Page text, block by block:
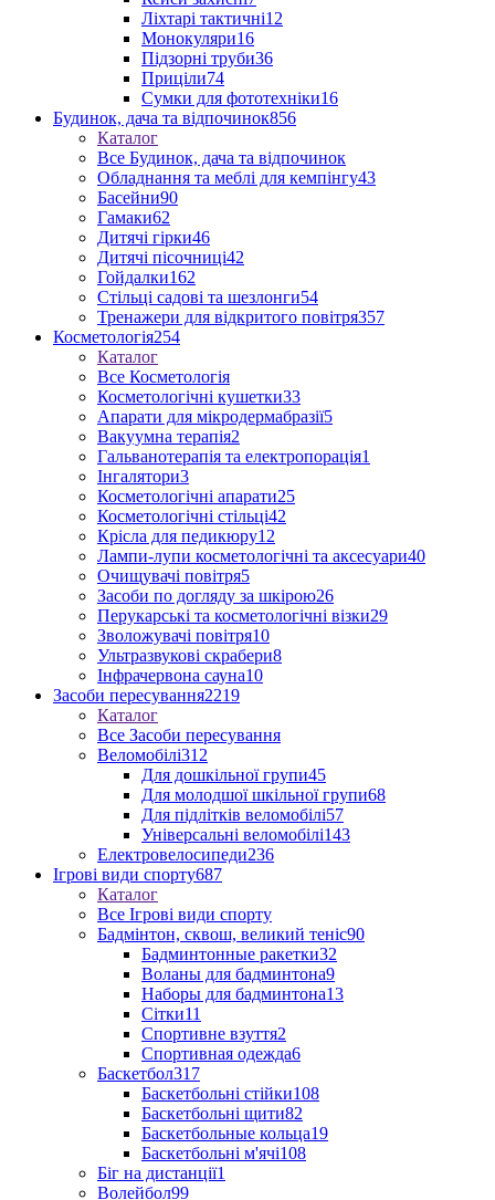
Ліхтарі тактичні12
Монокуляри16
Підзорні труби36
Приціли74
Сумки для фототехніки16
Будинок, дача та відпочинок856
Каталог
Все Будинок, дача та відпочинок
Обладнання та меблі для кемпінгу43
Басейни90
Гамаки62
Дитячі гірки46
Дитячі пісочниці42
Гойдалки162
Стільці садові та шезлонги54
Тренажери для відкритого повітря357
Косметологія254
Каталог
Все Косметологія
Косметологічні кушетки33
Апарати для мікродермабразії5
Вакуумна терапія2
Гальванотерапія та електропорація1
Інгалятори3
Косметологічні апарати25
Косметологічні стільці42
Крісла для педикюру12
Лампи-лупи косметологічні та аксесуари40
Очищувачі повітря5
Засоби по догляду за шкірою26
Перукарські та косметологічні візки29
Зволожувачі повітря10
Ультразвукові скрабери8
Інфрачервона сауна10
Засоби пересування2219
Каталог
Все Засоби пересування
Веломобілі312
Для дошкільної групи45
Для молодшої шкільної групи68
Для підлітків веломобілі57
Універсальні веломобілі143
Електровелосипеди236
Ігрові види спорту687
Каталог
Все Ігрові види спорту
Бадмінтон, сквош, великий теніс90
Бадминтонные ракетки32
Воланы для бадминтона9
Наборы для бадминтона13
Сітки11
Спортивне взуття2
Спортивная одежда6
Баскетбол317
Баскетбольні стійки108
Баскетбольні щити82
Баскетбольные кольца19
Баскетбольні м'ячі108
Біг на дистанції1
Волейбол99